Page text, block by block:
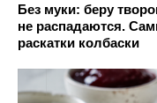
Без муки: беру
не распадаются.
раскатки колбаски